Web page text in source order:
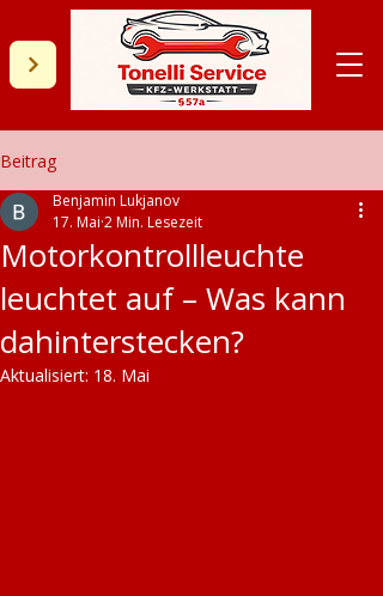
Beitrag
Motorkontrollleuchte
leuchtet auf – Was kann
dahinterstecken?
Benjamin Lukjanov
17. Mai 2 Min. Lesezeit
Aktualisiert: 18. Mai